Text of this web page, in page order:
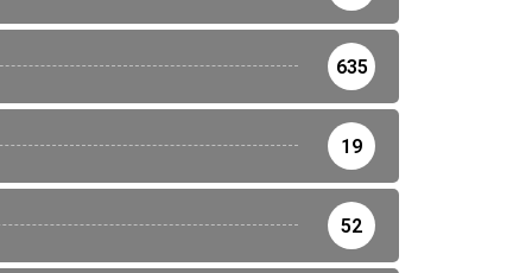
635
19
52